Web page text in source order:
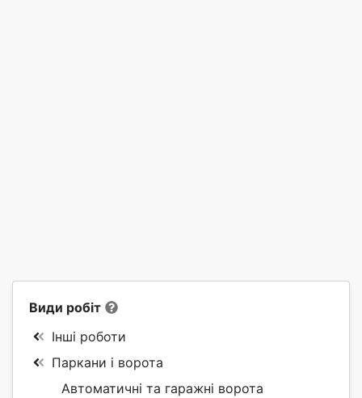
Види робіт
Інші роботи
Паркани і ворота
Автоматичні та гаражні ворота